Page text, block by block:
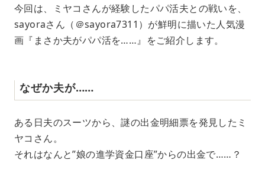
今回は、ミヤコさんが経験したパパ活夫との戦いを、
sayoraさん（＠sayora7311）が鮮明に描いた人気漫
画『まさか夫がパパ活を……』をご紹介します。
なぜか夫が……
ある日夫のスーツから、謎の出金明細票を発見したミ
ヤコさん。
それはなんと”娘の進学資金口座”からの出金で……？